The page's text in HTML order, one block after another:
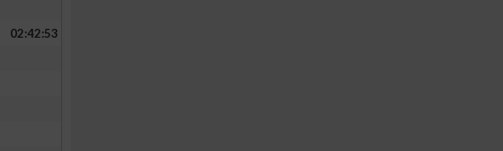
02:42:53